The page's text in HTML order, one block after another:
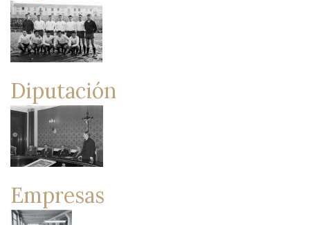
Diputación
Empresas